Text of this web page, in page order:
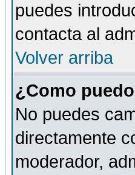
puedes
contacta al
Volver arriba
¿Como
No puedes
directamente
moderador,